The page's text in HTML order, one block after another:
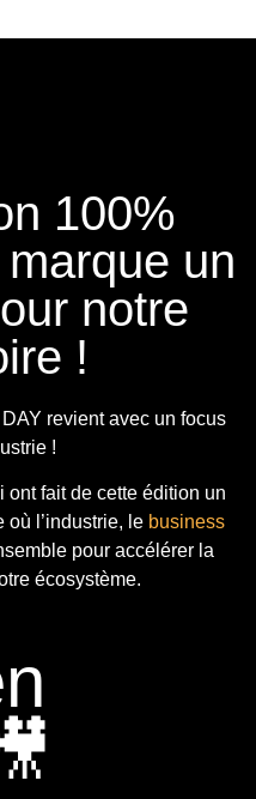
100%
un
notre
!
revient avec un focus
!
ont fait de cette édition un
l’industrie, le business
pour accélérer la
écosystème.